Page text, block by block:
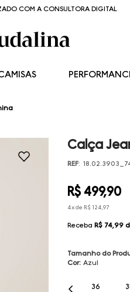
COM A CONSULTORA DIGITAL
Calça
REF:
R$ 499,90
4x de R$ 124,97
Receba R$ 74,99
Tamanho do
Cor: Azul
36